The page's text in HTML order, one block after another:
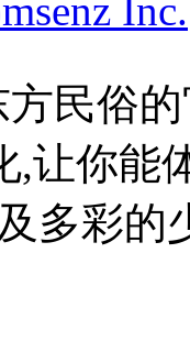
Inc.
民俗
,让你能
及多彩的